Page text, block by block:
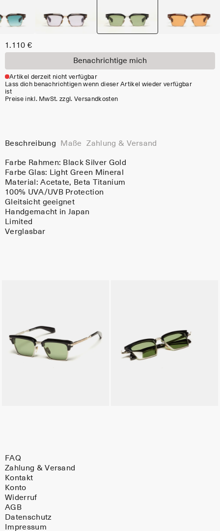
1.110 €
Benachrichtige mich
Artikel derzeit nicht verfügbar
Lass dich benachrichtigen wenn dieser Artikel wieder verfügbar
ist
Preise inkl. MwSt. zzgl. Versandkosten
Beschreibung Maße Zahlung & Versand
Farbe Rahmen: Black Silver Gold
Farbe Glas:
Light Green Mineral
Material:Acetate, Beta Titanium
100% UVA/UVB Protection
Gleitsicht geeignet
Handgemacht in Japan
Limited
Verglasbar
FAQ
Zahlung & Versand
Kontakt
Konto
Widerruf
AGB
Datenschutz
Impressum